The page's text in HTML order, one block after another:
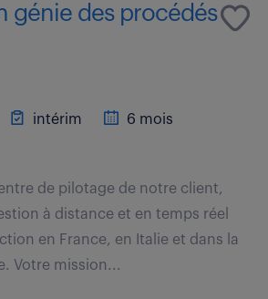
génie des procédés
intérim
6 mois
de pilotage de notre client,
à distance et en temps réel
en France, en Italie et dans la
Votre mission...